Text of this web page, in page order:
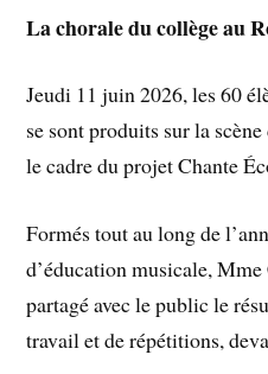
La chorale du collège au
Jeudi 11 juin 2026, les 60
se sont produits sur la
le cadre du projet Chante
Formés tout au long de
d’éducation musicale,
partagé avec le public le
travail et de répétitions,